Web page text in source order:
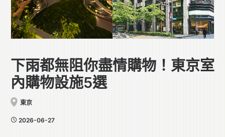
下雨都無阻你盡情購物！東京室
內購物設施5選
東京
2026-06-27